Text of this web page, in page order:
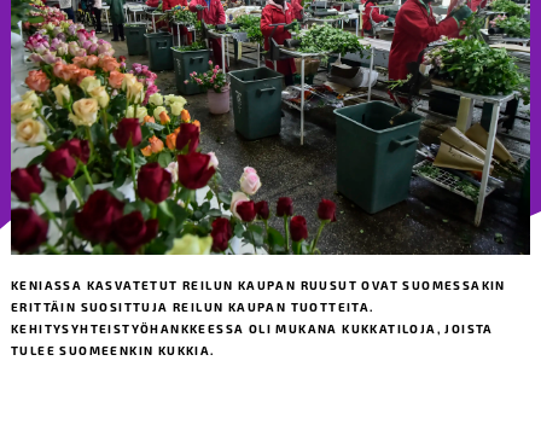
KENIASSA KASVATETUT REILUN KAUPAN RUUSUT OVAT SUOMESSAKIN
ERITTÄIN SUOSITTUJA REILUN KAUPAN TUOTTEITA.
KEHITYSYHTEISTYÖHANKKEESSA OLI MUKANA KUKKATILOJA, JOISTA
TULEE SUOMEENKIN KUKKIA.